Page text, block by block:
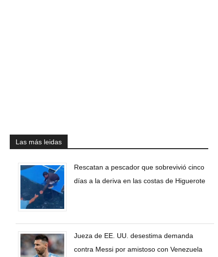
Las más leidas
Rescatan a pescador que sobrevivió cinco
días a la deriva en las costas de Higuerote
Jueza de EE. UU. desestima demanda
contra Messi por amistoso con Venezuela